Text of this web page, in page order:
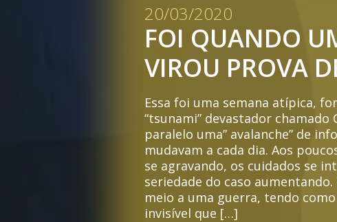
20/03/2020
FOI QUANDO
VIROU PROVA
Essa foi uma semana atípica,
“tsunami” devastador chamado
paralelo uma” avalanche” de
mudavam a cada dia. Aos
se agravando, os cuidados se
seriedade do caso
meio a uma guerra, tendo
invisível que […]